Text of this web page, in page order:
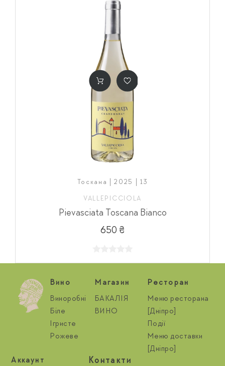
Тоскана | 2025 | 13
VALLEPICCIOLA
Pievasciata Toscana Bianco
650 ₴
Вино
Виноробні
Біле
Ігристе
Рожеве
Магазин
БАКАЛІЯ
ВИНО
Ресторан
Меню ресторана
[Дніпро]
Події
Меню доставки
[Дніпро]
Aккаунт
Контакти